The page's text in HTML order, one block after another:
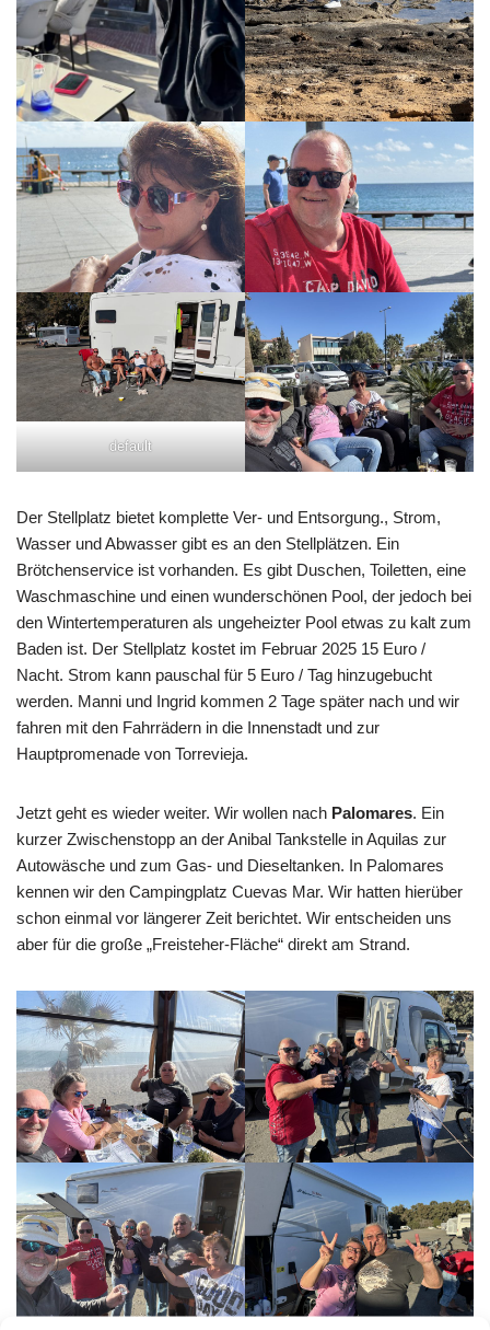
default
Der Stellplatz bietet komplette Ver- und Entsorgung., Strom,
Wasser und Abwasser gibt es an den Stellplätzen. Ein
Brötchenservice ist vorhanden. Es gibt Duschen, Toiletten, eine
Waschmaschine und einen wunderschönen Pool, der jedoch bei
den Wintertemperaturen als ungeheizter Pool etwas zu kalt zum
Baden ist. Der Stellplatz kostet im Februar 2025 15 Euro /
Nacht. Strom kann pauschal für 5 Euro / Tag hinzugebucht
werden. Manni und Ingrid kommen 2 Tage später nach und wir
fahren mit den Fahrrädern in die Innenstadt und zur
Hauptpromenade von Torrevieja.
Jetzt geht es wieder weiter. Wir wollen nach Palomares. Ein
kurzer Zwischenstopp an der Anibal Tankstelle in Aquilas zur
Autowäsche und zum Gas- und Dieseltanken. In Palomares
kennen wir den Campingplatz Cuevas Mar. Wir hatten hierüber
schon einmal vor längerer Zeit berichtet. Wir entscheiden uns
aber für die große „Freisteher-Fläche“ direkt am Strand.